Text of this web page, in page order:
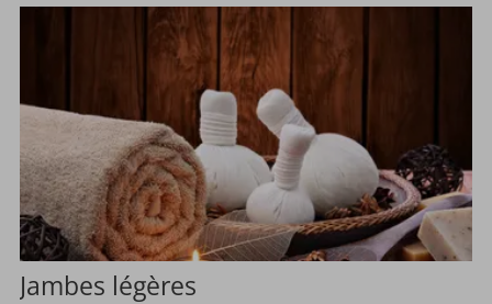
Jambes légères